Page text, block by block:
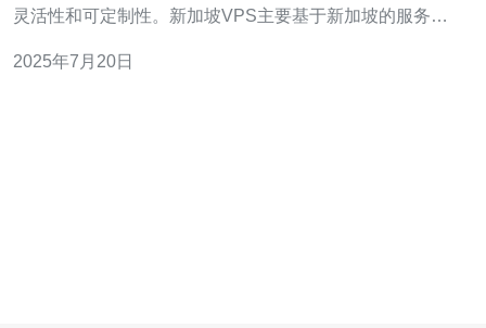
灵活性和可定制性。新加坡VPS主要基于新加坡的服务器
问的用户。 SS加速服务是一种网络加速技术，可以有效提
2025年7月20日